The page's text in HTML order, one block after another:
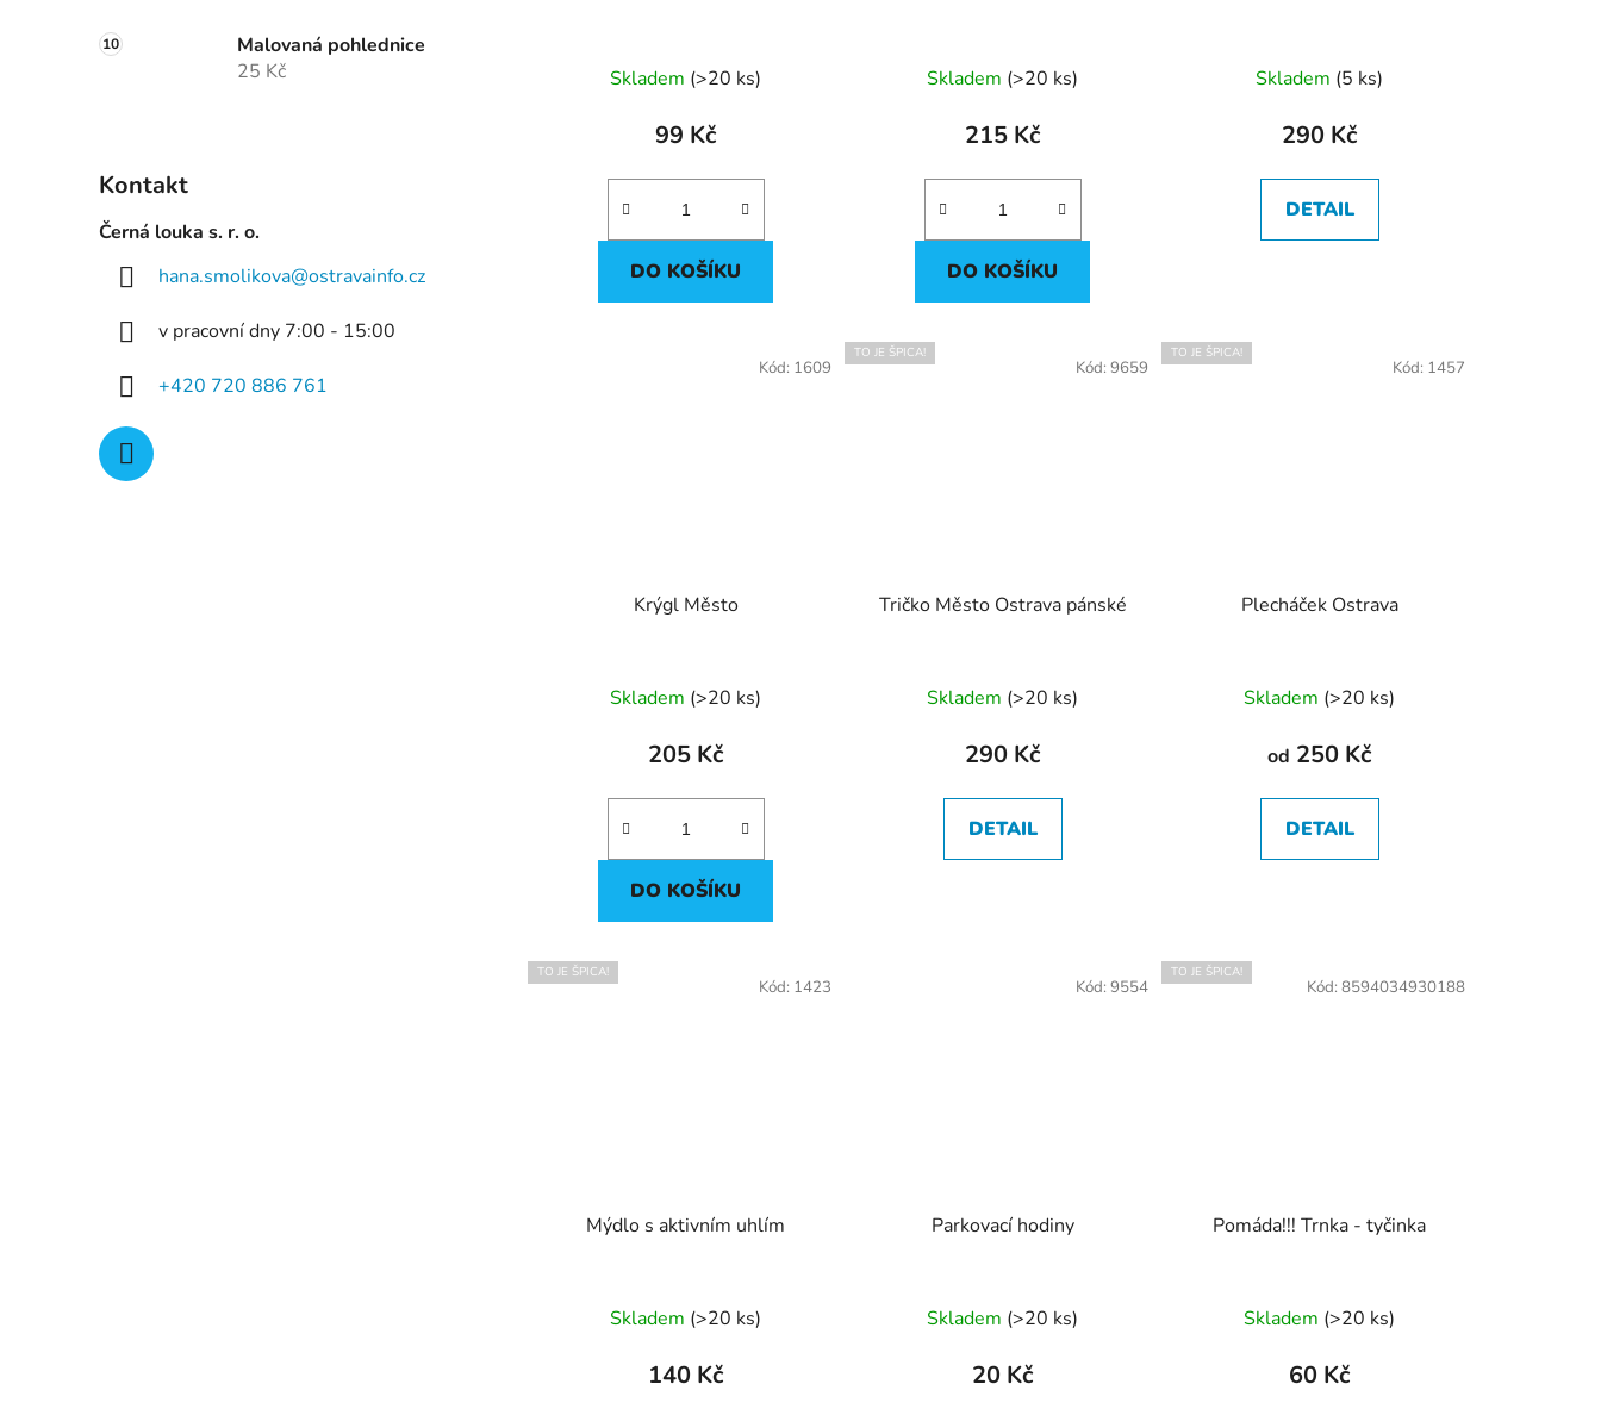
Malovaná pohlednice
25 Kč
Kontakt
Černá louka s. r. o.
hana.smolikova@ostravainfo.cz
v pracovní dny 7:00 - 15:00
+420 720 886 761
hodnocení
produktu
5,0
z
hvězdiček.
Skladem (>20 ks)
99 Kč
DO KOŠÍKU
Skladem (>20 ks)
215 Kč
DO KOŠÍKU
hodnocení
produktu
5,0
z
Skladem (5 ks)
290 Kč
DETAIL
Krýgl Město
Skladem (>20 ks)
205 Kč
DO KOŠÍKU
Kód: 1609
TO JE ŠPICA!
Tričko Město Ostrava pánské
hodnocení
produktu
5,0
z
Skladem (>20 ks)
290 Kč
DETAIL
Kód: 9659
TO JE ŠPICA!
Plecháček Ostrava
Skladem (>20 ks)
od 250 Kč
DETAIL
Kód: 1457
TO JE ŠPICA!
Mýdlo s aktivním uhlím
hodnocení
produktu
Skladem (>20 ks)
140 Kč
Kód: 1423
Parkovací hodiny
Skladem (>20 ks)
20 Kč
Kód: 9554
TO JE ŠPICA!
Pomáda!!! Trnka - tyčinka
Skladem (>20 ks)
60 Kč
Kód: 8594034930188